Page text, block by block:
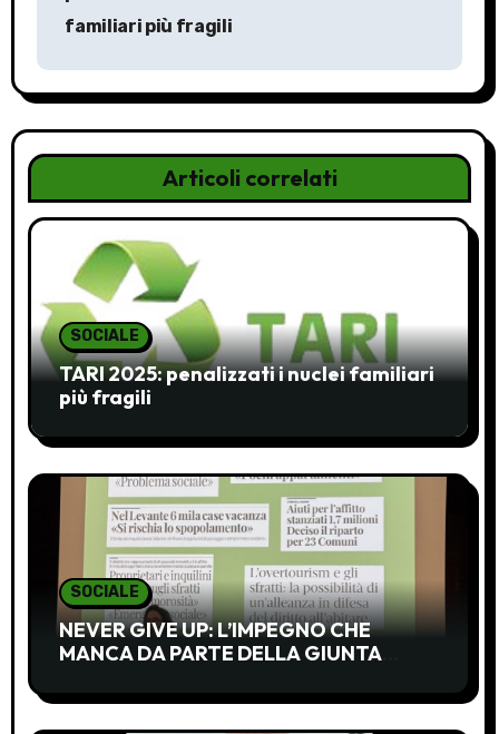
i
g
a
z
o
n
e
a
r
l
familiari più fragili
Articoli correlati
SOCIALE
TARI 2025: penalizzati i nuclei familiari
più fragili
SOCIALE
NEVER GIVE UP: L’IMPEGNO CHE
MANCA DA PARTE DELLA GIUNTA